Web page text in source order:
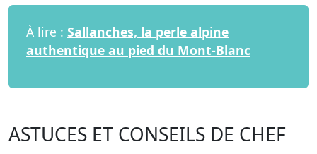
À lire : Sallanches, la perle alpine
authentique au pied du Mont-Blanc
ASTUCES ET CONSEILS DE CHEF